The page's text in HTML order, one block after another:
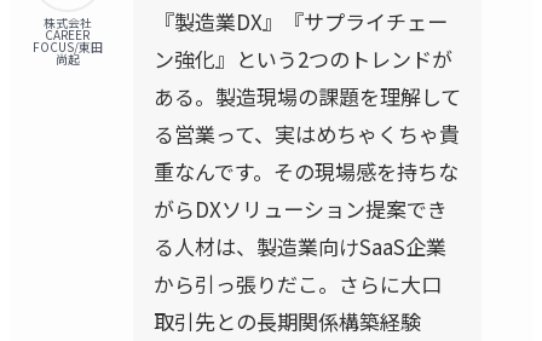
株式会社
CAREER
FOCUS/東田
尚起
『製造業DX』『サプライチェー
ン強化』という2つのトレンドが
ある。製造現場の課題を理解して
る営業って、実はめちゃくちゃ貴
重なんです。その現場感を持ちな
がらDXソリューション提案でき
る人材は、製造業向けSaaS企業
から引っ張りだこ。さらに大口
取引先との長期関係構築経験